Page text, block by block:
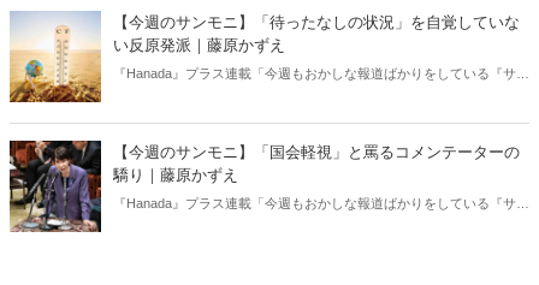
【今週のサンモニ】「待ったなしの状況」を自覚していな
い反原発派｜藤原かずえ
『Hanada』プラス連載「今週もおかしな報道ばかりをしている『サン
【今週のサンモニ】「国会軽視」と罵るコメンテーターの
驕り｜藤原かずえ
『Hanada』プラス連載「今週もおかしな報道ばかりをしている『サン